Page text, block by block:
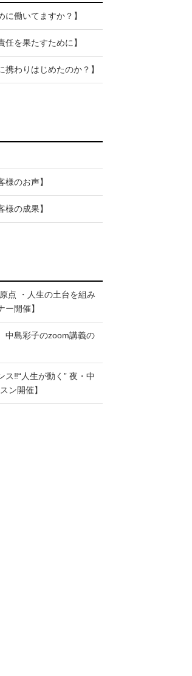
に働いてますか？】
任を果たすために】
携わりはじめたのか？】
様のお声】
様の成果】
点 ・人生の土台を組み
開催】
中島彩子のzoom講義の
ス‼“人生が動く” 夜・中
ン開催】